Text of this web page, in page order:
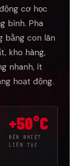
cơ học
bình. Pha
bằng con lăn
kho hàng,
nhanh, ít
hoạt động.
+50°C
BỀN NHIỆT
LIÊN TỤC